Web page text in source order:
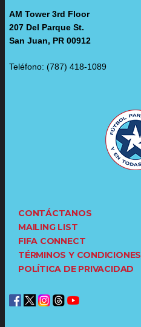
AM Tower 3rd Floor
207 Del Parque St.
San Juan, PR 00912
Teléfono: (787) 418-1089
CONTÁCTANOS
MAILING LIST
FIFA CONNECT
TÉRMINOS Y CONDICIONES
POLÍTICA DE PRIVACIDAD